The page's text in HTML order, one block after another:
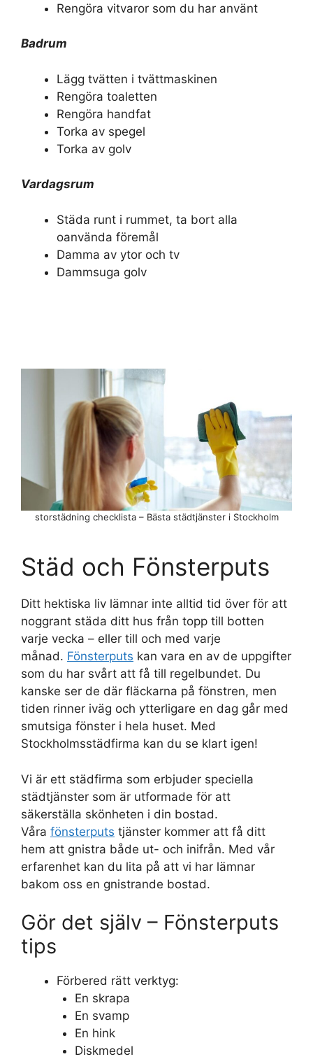
Rengöra vitvaror som du har använt
Badrum
Lägg tvätten i tvättmaskinen
Rengöra toaletten
Rengöra handfat
Torka av spegel
Torka av golv
Vardagsrum
Städa runt i rummet, ta bort alla
oanvända föremål
Damma av ytor och tv
Dammsuga golv
storstädning checklista – Bästa städtjänster i Stockholm
Städ och Fönsterputs
Ditt hektiska liv lämnar inte alltid tid över för att
noggrant städa ditt hus från topp till botten
varje vecka – eller till och med varje
månad. Fönsterputs kan vara en av de uppgifter
som du har svårt att få till regelbundet. Du
kanske ser de där fläckarna på fönstren, men
tiden rinner iväg och ytterligare en dag går med
smutsiga fönster i hela huset. Med
Stockholmsstädfirma kan du se klart igen!
Vi är ett städfirma som erbjuder speciella
städtjänster som är utformade för att
säkerställa skönheten i din bostad.
Våra fönsterputs tjänster kommer att få ditt
hem att gnistra både ut- och inifrån. Med vår
erfarenhet kan du lita på att vi har lämnar
bakom oss en gnistrande bostad.
Gör det själv – Fönsterputs
tips
Förbered rätt verktyg:
En skrapa
En svamp
En hink
Diskmedel